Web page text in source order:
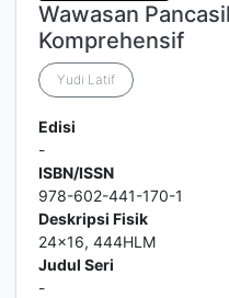
Wawasan
Komprehensif
Yudi Latif
Edisi
-
ISBN/ISSN
978-602-441-170-1
Deskripsi Fisik
24x16, 444HLM
Judul Seri
-